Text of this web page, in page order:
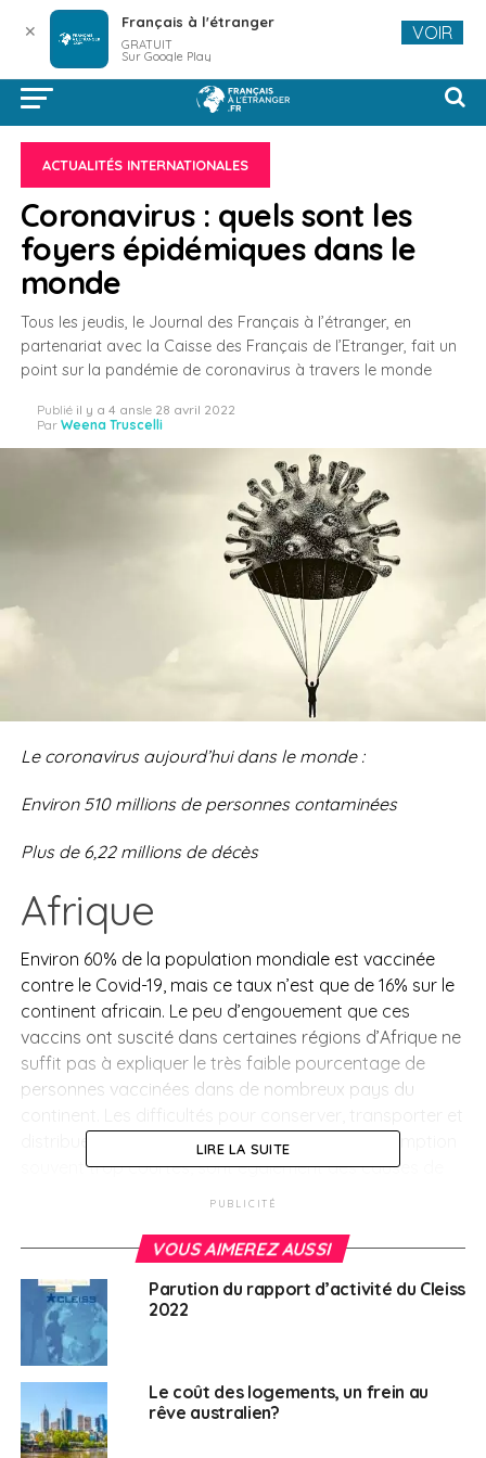
ACTUALITÉS INTERNATIONALES
Coronavirus : quels sont les
foyers épidémiques dans le
monde
Tous les jeudis, le Journal des Français à l’étranger, en
partenariat avec la Caisse des Français de l’Etranger, fait un
point sur la pandémie de coronavirus à travers le monde
Publié il y a 4 ansle 28 avril 2022
Par Weena Truscelli
Le coronavirus aujourd’hui dans le monde :
Environ 510 millions de personnes contaminées
Plus de 6,22 millions de décès
Afrique
Environ 60% de la population mondiale est vaccinée
contre le Covid-19, mais ce taux n’est que de 16% sur le
continent africain. Le peu d’engouement que ces
vaccins ont suscité dans certaines régions d’Afrique ne
suffit pas à expliquer le très faible pourcentage de
personnes vaccinées dans de nombreux pays du
distribuer ces doses fragiles, aux dates de péremption
souvent trop courtes, sont également des causes de
cette faible couverture vaccinale. Une fois servis, les
de sérums vers l’Afrique, alors que parfois la pandémie
protection fournie par les injections contre le
coronavirus et ses variants était de courte durée… Des
milliers de doses ont été détruites au
etc. Et ce gâchis est loin d’être terminé.
EnAfrique du Sud
LIRE LA SUITE
PUBLICITÉ
VOUS AIMEREZ AUSSI
Parution du rapport d’activité du Cleiss
2022
Le coût des logements, un frein au
rêve australien?
✕ Français à l'étranger
GRATUIT
Sur Google Play
VOIR